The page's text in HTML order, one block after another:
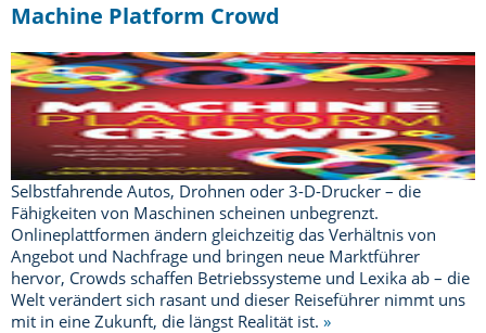
Machine Platform Crowd
Selbstfahrende Autos, Drohnen oder 3-D-Drucker – die
Fähigkeiten von Maschinen scheinen unbegrenzt.
Onlineplattformen ändern gleichzeitig das Verhältnis von
Angebot und Nachfrage und bringen neue Marktführer
hervor, Crowds schaffen Betriebssysteme und Lexika ab – die
Welt verändert sich rasant und dieser Reiseführer nimmt uns
mit in eine Zukunft, die längst Realität ist. »